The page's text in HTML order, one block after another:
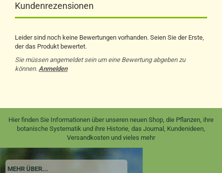
Kundenrezensionen
Leider sind noch keine Bewertungen vorhanden. Seien Sie der Erste,
der das Produkt bewertet.
Sie müssen angemeldet sein um eine Bewertung abgeben zu
können. Anmelden
Hier finden Sie Informationen über unseren neuen Shop, die Pflanzen, ihre
botanische Systematik und ihre Historie, das Journal, Kundenideen,
Versandkosten und vieles mehr
MEHR ÜBER...